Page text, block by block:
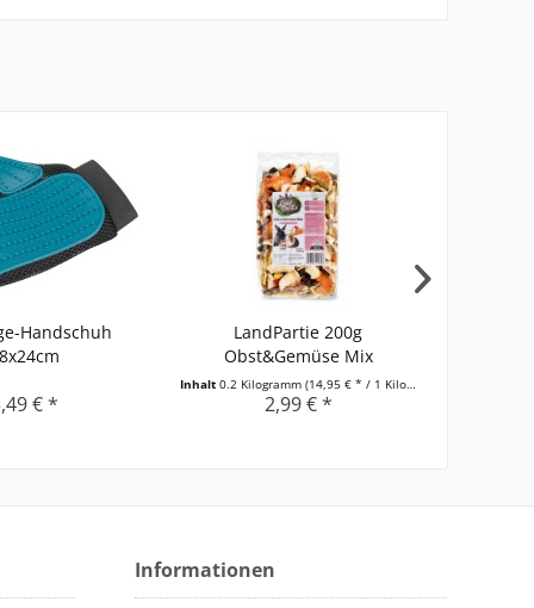
Handschuh
€ *
LandPartie 200g
Obst&Gemüse Mix
Inhalt 0.2 Kilogramm (14,95 € * / 1 Kilogramm)
2,99 € *
Informationen